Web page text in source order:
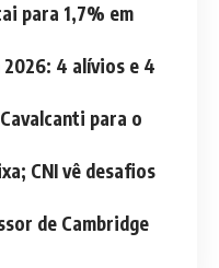
para 1,7% em
4 alívios e 4
para o
CNI vê desafios
de Cambridge